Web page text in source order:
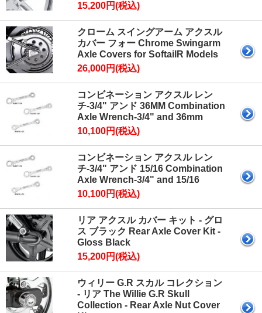
15,200円(税込)
クローム スイングアーム アクスル
カバー フォー Chrome Swingarm
Axle Covers for SoftailR Models
26,000円(税込)
コンビネーション アクスル レン
チ-3/4" アンド 36MM Combination
Axle Wrench-3/4" and 36mm
10,100円(税込)
コンビネーション アクスル レン
チ-3/4" アンド 15/16 Combination
Axle Wrench-3/4" and 15/16
10,100円(税込)
リア アクスル カバー キット - グロ
ス ブラック Rear Axle Cover Kit -
Gloss Black
15,200円(税込)
ウィリー G.R スカル コレクション
- リア The Willie G.R Skull
Collection - Rear Axle Nut Cover